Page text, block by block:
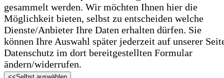
gesammelt werden. Wir möchten Ihnen hier die
Möglichkeit bieten, selbst zu entscheiden welche
Dienste/­Anbieter Ihre Daten erhalten dürfen. Sie
können Ihre Auswahl später jederzeit auf unserer
Datenschutz im dort bereitgestellten Formular
ändern/­widerrufen.